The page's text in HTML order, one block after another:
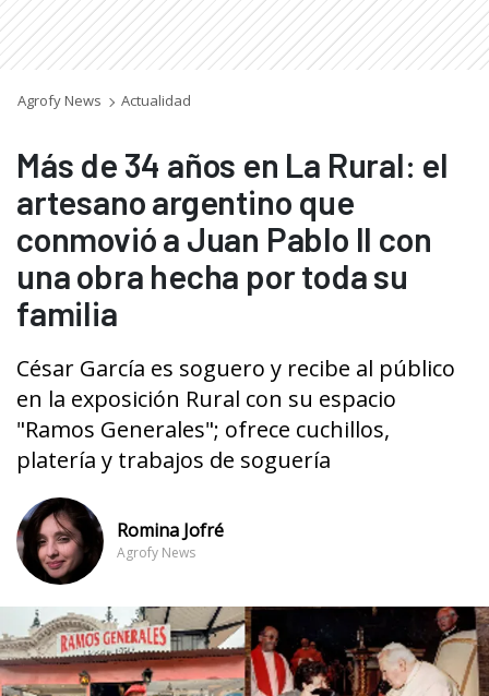
Agrofy News Actualidad
Más de 34 años en La Rural: el
artesano argentino que
conmovió a Juan Pablo II con
una obra hecha por toda su
familia
César García es soguero y recibe al público
en la exposición Rural con su espacio
"Ramos Generales"; ofrece cuchillos,
platería y trabajos de soguería
Romina Jofré
Agrofy News